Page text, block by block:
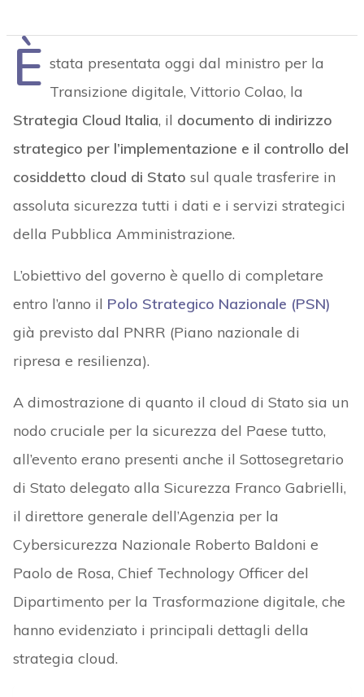
È stata presentata oggi dal ministro per la
Transizione digitale, Vittorio Colao, la
Strategia Cloud Italia, il documento di indirizzo
strategico per l’implementazione e il controllo del
cosiddetto cloud di Stato sul quale trasferire in
assoluta sicurezza tutti i dati e i servizi strategici
della Pubblica Amministrazione.
L’obiettivo del governo è quello di completare
entro l’anno il Polo Strategico Nazionale (PSN)
già previsto dal PNRR (Piano nazionale di
ripresa e resilienza).
A dimostrazione di quanto il cloud di Stato sia un
nodo cruciale per la sicurezza del Paese tutto,
all’evento erano presenti anche il Sottosegretario
di Stato delegato alla Sicurezza Franco Gabrielli,
il direttore generale dell’Agenzia per la
Cybersicurezza Nazionale Roberto Baldoni e
Paolo de Rosa, Chief Technology Officer del
Dipartimento per la Trasformazione digitale, che
hanno evidenziato i principali dettagli della
strategia cloud.